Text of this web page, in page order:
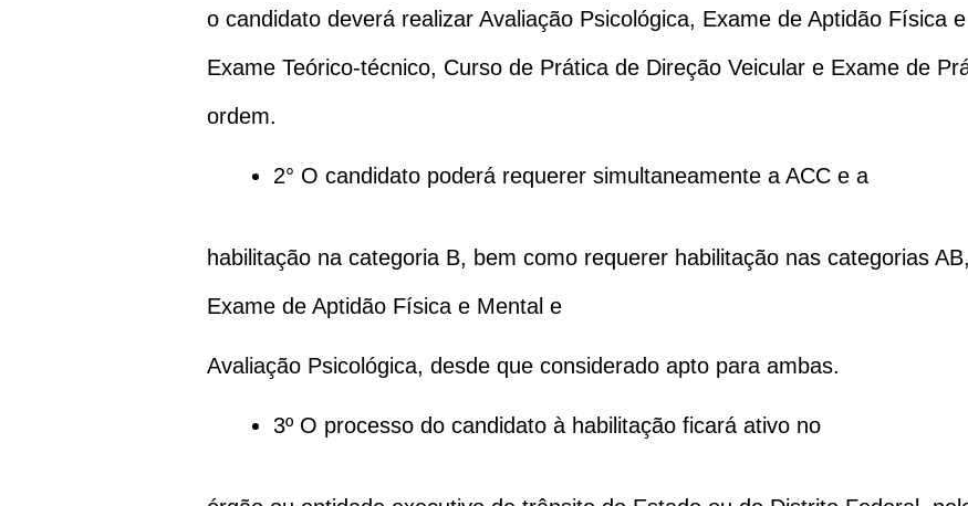
o candidato deverá realizar Avaliação Psicológica, Exame de Aptidão Física
Exame Teórico-técnico, Curso de Prática de Direção Veicular e Exame de
ordem.
2° O candidato poderá requerer simultaneamente a ACC e a
habilitação na categoria B, bem como requerer habilitação nas categorias
Exame de Aptidão Física e Mental e
Avaliação Psicológica, desde que considerado apto para ambas.
3º O processo do candidato à habilitação ficará ativo no